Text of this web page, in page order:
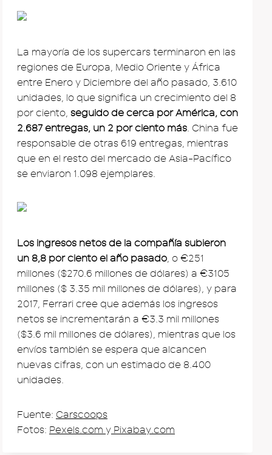
La mayoría de los supercars terminaron en las
regiones de Europa, Medio Oriente y África
entre Enero y Diciembre del año pasado, 3.610
unidades, lo que significa un crecimiento del 8
por ciento, seguido de cerca por América, con
2.687 entregas, un 2 por ciento más. China fue
responsable de otras 619 entregas, mientras
que en el resto del mercado de Asia-Pacífico
se enviaron 1.098 ejemplares.
Los ingresos netos de la compañía subieron
un 8,8 por ciento el año pasado, o €251
millones ($270.6 millones de dólares) a €3105
millones ($ 3.35 mil millones de dólares), y para
2017, Ferrari cree que además los ingresos
netos se incrementarán a €3.3 mil millones
($3.6 mil millones de dólares), mientras que los
envíos también se espera que alcancen
nuevas cifras, con un estimado de 8.400
unidades.
Fuente: Carscoops
Fotos: Pexels.com y Pixabay.com